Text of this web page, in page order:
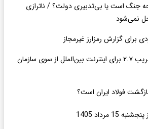
جنگ است یا بی‌تدبیری دولت؟ / ناترازی
حل نمی‌شود
تکذیب اعمال ضریب ۲.۷ برای اینترنت بین‌الملل از سوی سازمان
فولاد ایران است؟
مرداد 1405